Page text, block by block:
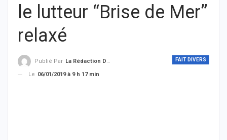
le lutteur “Brise de Mer”
relaxé
FAIT DIVERS
Publié Par La Rédaction De THIEYSENEGAL.com
Le 06/01/2019 à 9 h 17 min